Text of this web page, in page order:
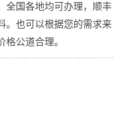
全国各地均可办理，顺丰
。也可以根据您的需求来
公道合理。